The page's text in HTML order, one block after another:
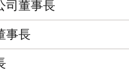
司董事長
事長